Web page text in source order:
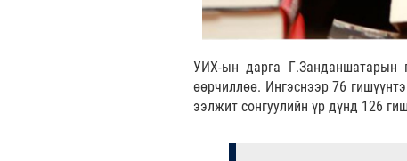
УИХ-ын дарга Г.Занданшатарын
өөрчиллөө. Ингэснээр 76
ээлжит сонгуулийн үр дүнд 126